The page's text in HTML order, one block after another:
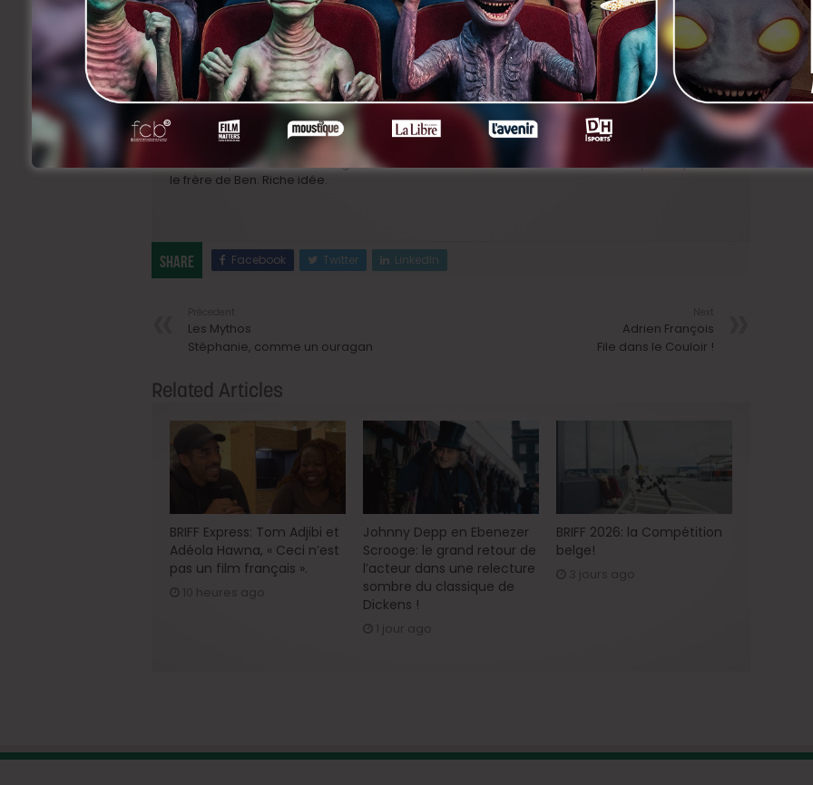
[18-05-2011] Nos cauchemars sont plus beaux que vos
rêves–Benoît Poelvoordeen apesanteur dans l’universd’Anne Fontaine? On en frissonne
d’aise. Après Entre ses MainsetCoco avant Channel,Mon pire Cauchemar
réunit Benoit, rustre
et extraverti, etIsabelle Huppertplus cold bitch que jamais. Etincelles en vue. Car ces deux-là
n’ont bien sûr rien à faire ensemble. Sauf que, par la grâce de leurs mômes, ils vont être
amenés à se rencontrer, se rapprocher, se confronter. Et plus si affinités. La comédie est
débridée, forcément un peu romantique aussi. Parmi les convives, on retrouve avec un
immense plaisir la mutineVirginie Efiraet l’inénarrableJean-Luc Couchardqui campe ici…
le frère de Ben. Riche idée.
Share Facebook Twitter LinkedIn
Les Mythos
Stéphanie, comme un ouragan
Adrien François
File dans le Couloir !
Related Articles
BRIFF Express: Tom Adjibi et
Adéola Hawna, « Ceci n’est
pas un film français ».
10 heures ago
Johnny Depp en Ebenezer
Scrooge: le grand retour de
l’acteur dans une relecture
sombre du classique de
Dickens !
1 jour ago
BRIFF 2026: la Compétition
belge!
3 jours ago